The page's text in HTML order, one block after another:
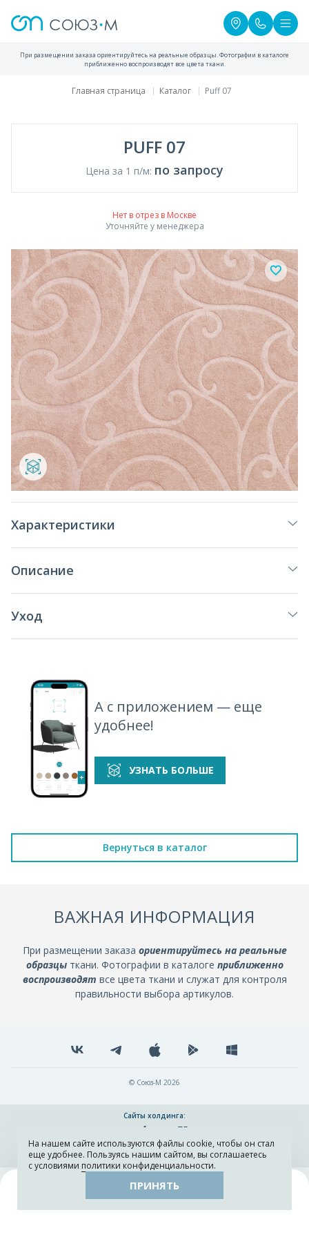
Каталог Остатки тканей
При размещении заказа ориентируйтесь на реальные образцы. Фотографии в каталоге
приближенно воспроизводят все цвета ткани.
Главная страница Каталог Puff 07
PUFF 07
Цена за 1 п/м: по запросу
Нет в отрез в Москве
Уточняйте у менеджера
Характеристики
Описание
Уход
А с приложением — еще
удобнее!
УЗНАТЬ БОЛЬШЕ
Вернуться в каталог
ВАЖНАЯ ИНФОРМАЦИЯ
При размещении заказа ориентируйтесь на реальные
образцыткани. Фотографии в каталоге приближенно
воспроизводят все цвета ткани и служат для контроля
правильности выбора артикулов.
© Союз-М 2026
Сайты холдинга:
Разработка и поддержка сайта ADN
На нашем сайте используются файлы cookie, чтобы он стал
еще удобнее. Пользуясь нашим сайтом, вы соглашаетесь
с условиями политики конфиденциальности.
ПРИНЯТЬ